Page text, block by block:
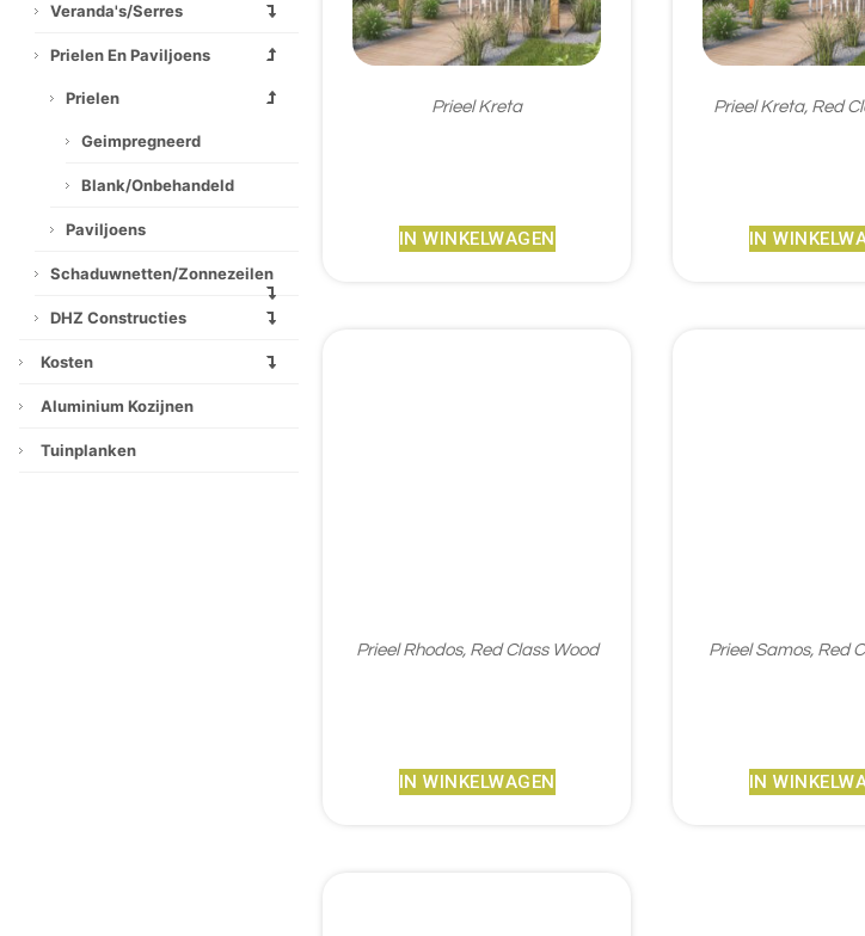
Veranda's/serres
Prielen En Paviljoens
Prielen
Geimpregneerd
Blank/onbehandeld
Paviljoens
Schaduwnetten/zonnezeilen
DHZ Constructies
Kosten
Aluminium Kozijnen
Tuinplanken
Prieel Kreta
IN WINKELWAGEN
Prieel Kreta, Red
IN
Prieel Rhodos, Red Class Wood
IN WINKELWAGEN
Prieel Samos, Red
IN